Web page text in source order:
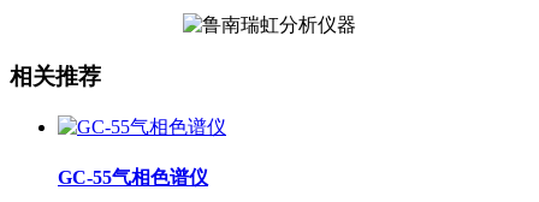
相关推荐
GC-55气相色谱仪